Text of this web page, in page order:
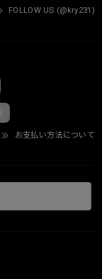
FOLLOW US (@kry231)
お支払い方法について